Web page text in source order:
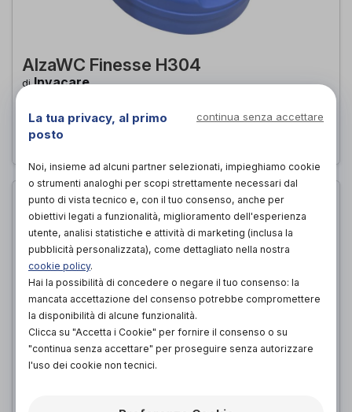
AlzaWC Finesse H304
diInvacare
PROVA E ACQUISTA IN NEGOZIO DA85,00€
COMODA/PADELLA
La tua privacy, al primo
posto
continua senza accettare
Noi, insieme ad alcuni partner selezionati, impieghiamo cookie
o strumenti analoghi per scopi strettamente necessari dal
punto di vista tecnico e, con il tuo consenso, anche per
obiettivi legati a funzionalità, miglioramento dell'esperienza
utente, analisi statistiche e attività di marketing (inclusa la
pubblicità personalizzata), come dettagliato nella nostra
cookie policy.
Hai la possibilità di concedere o negare il tuo consenso: la
mancata accettazione del consenso potrebbe compromettere
la disponibilità di alcune funzionalità.
Clicca su "Accetta i Cookie" per fornire il consenso o su
"continua senza accettare" per proseguire senza autorizzare
l'uso dei cookie non tecnici.